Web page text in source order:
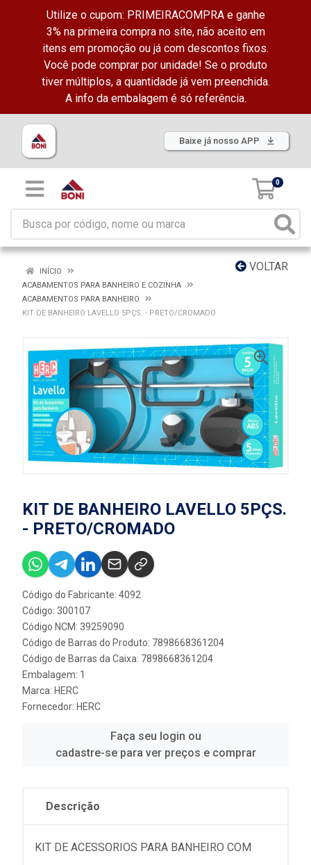
Utilize o cupom: PRIMEIRACOMPRA e ganhe
3% na primeira compra no site, não aceito em
itens em promoção ou já com descontos fixos.
Você pode comprar por unidade! Se o produto
tiver múltiplos, a quantidade já vem preenchida.
A info da embalagem é só referência.
Baixe já nosso APP
0
VOLTAR
INÍCIO
ACABAMENTOS PARA BANHEIRO E COZINHA
ACABAMENTOS PARA BANHEIRO
KIT DE BANHEIRO LAVELLO 5PÇS. - PRETO/CROMADO
KIT DE BANHEIRO LAVELLO 5PÇS.
- PRETO/CROMADO
Código do Fabricante: 4092
Código: 300107
Código NCM: 39259090
Código de Barras do Produto: 7898668361204
Código de Barras da Caixa: 7898668361204
Embalagem: 1
Marca: HERC
Fornecedor: HERC
Faça seu login ou
cadastre-se para ver preços e comprar
Descrição
KIT DE ACESSORIOS PARA BANHEIRO COM